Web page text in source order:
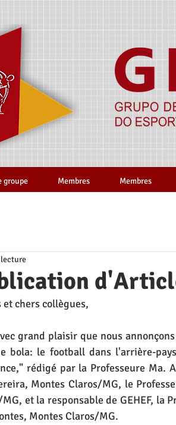
groupe Membres Membres
lecture
et chers collègues,
grand plaisir que nous
bola: le football dans l'arrière-
rédigé par la Professeure Ma.
Montes Claros/MG, le
et la responsable de GEHEF, la
Montes Claros/MG.